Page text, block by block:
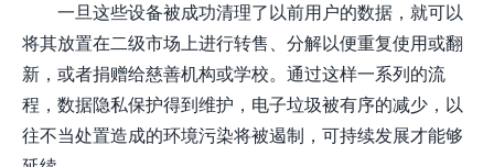
一旦这些设备被成功清理了以前用户的数据，就可以
将其放置在二级市场上进行转售、分解以便重复使用或翻
新，或者捐赠给慈善机构或学校。通过这样一系列的流
程，数据隐私保护得到维护，电子垃圾被有序的减少，以
往不当处置造成的环境污染将被遏制，可持续发展才能够